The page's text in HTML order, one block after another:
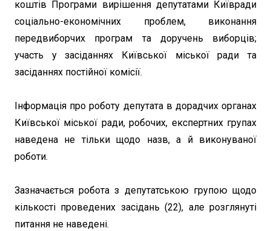
коштів Програми вирішення депутатами Київради
соціально-економічних проблем, виконання
передвиборчих програм та доручень виборців;
участь у засіданнях Київської міської ради та
засіданнях постійної комісії.
Інформація про роботу депутата в дорадчих органах
Київської міської ради, робочих, експертних групах
наведена не тільки щодо назв, а й виконуваної
роботи.
Зазначається робота з депутатською групою щодо
кількості проведених засідань (22), але розглянуті
питання не наведені.